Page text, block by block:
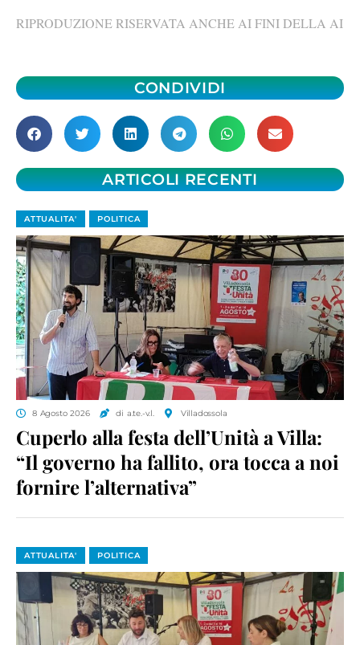
RIPRODUZIONE RISERVATA ANCHE AI FINI DELLA AI
CONDIVIDI
ARTICOLI RECENTI
ATTUALITA' POLITICA
8 Agosto 2026 di a.te.-v.l. Villadossola
Cuperlo alla festa dell’Unità a Villa:
“Il governo ha fallito, ora tocca a noi
fornire l’alternativa”
ATTUALITA' POLITICA